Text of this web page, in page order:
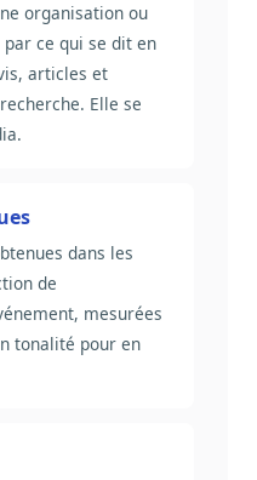
organisation ou
ce qui se dit en
articles et
Elle se
dans les
de
mesurées
tonalité pour en